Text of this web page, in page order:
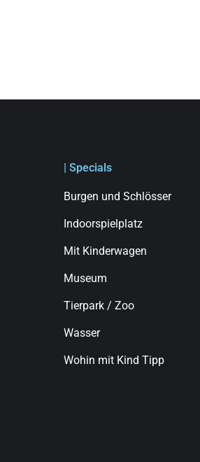
| Specials
Burgen und Schlösser
Indoorspielplatz
Mit Kinderwagen
Museum
Tierpark / Zoo
Wasser
Wohin mit Kind Tipp